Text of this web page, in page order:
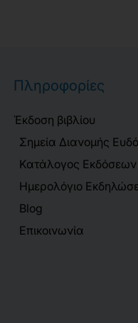
Πληροφορίες
Έκδοση βιβλίου
Σημεία Διανομής
Κατάλογος Εκδόσεων
Ημερολόγιο
Blog
Επικοινωνία